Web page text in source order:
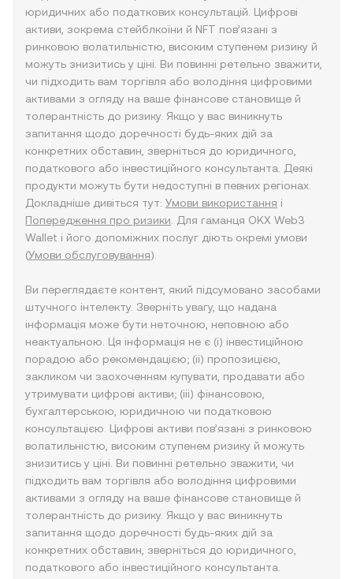
юридичних або податкових консультацій. Цифрові
активи, зокрема стейблкоїни й NFT пов’язані з
ринковою волатильністю, високим ступенем ризику й
можуть знизитись у ціні. Ви повинні ретельно зважити,
чи підходить вам торгівля або володіння цифровими
активами з огляду на ваше фінансове становище й
толерантність до ризику. Якщо у вас виникнуть
запитання щодо доречності будь-яких дій за
конкретних обставин, зверніться до юридичного,
податкового або інвестиційного консультанта. Деякі
продукти можуть бути недоступні в певних регіонах.
Докладніше дивіться тут: Умови використання і
Попередження про ризики . Для гаманця OKX Web3
Wallet і його допоміжних послуг діють окремі умови
(Умови обслуговування).
Ви переглядаєте контент, який підсумовано засобами
штучного інтелекту. Зверніть увагу, що надана
інформація може бути неточною, неповною або
неактуальною. Ця інформація не є (i) інвестиційною
порадою або рекомендацією; (ii) пропозицією,
закликом чи заохоченням купувати, продавати або
утримувати цифрові активи; (iii) фінансовою,
бухгалтерською, юридичною чи податковою
консультацією. Цифрові активи пов’язані з ринковою
волатильністю, високим ступенем ризику й можуть
знизитись у ціні. Ви повинні ретельно зважити, чи
підходить вам торгівля або володіння цифровими
активами з огляду на ваше фінансове становище й
толерантність до ризику. Якщо у вас виникнуть
запитання щодо доречності будь-яких дій за
конкретних обставин, зверніться до юридичного,
податкового або інвестиційного консультанта.